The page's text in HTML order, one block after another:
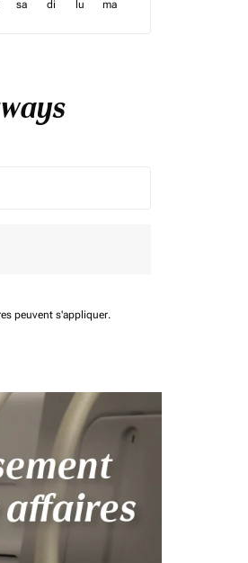
sa di lu ma
option Round trip Selected
peuvent s'appliquer.